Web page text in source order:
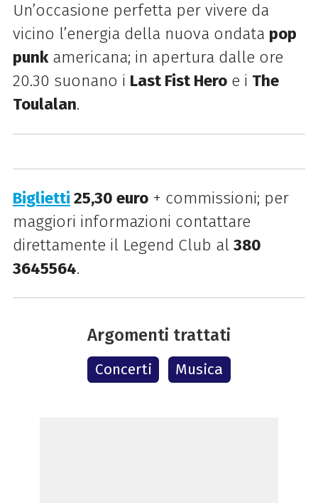
Un’occasione perfetta per vivere da
vicino l’energia della nuova ondata pop
punkamericana; in apertura dalle ore
20.30 suonano i Last Fist Heroe i The
Toulalan.
Biglietti 25,30 euro+ commissioni; per
maggiori informazioni contattare
direttamente il Legend Club al 380
3645564.
Argomenti trattati
Concerti Musica